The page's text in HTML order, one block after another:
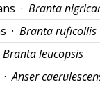
· Branta
· Branta ruficollis
Branta leucopsis
·Anser